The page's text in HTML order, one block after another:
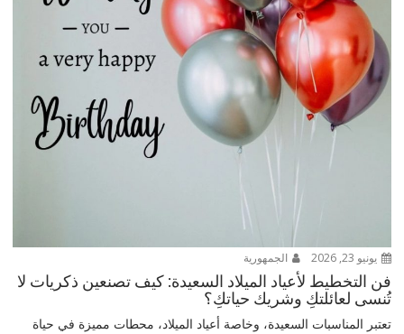
يونيو 23, 2026 الجمهورية
فن التخطيط لأعياد الميلاد السعيدة: كيف تصنعين ذكريات لا
تُنسى لعائلتكِ وشريك حياتكِ؟
تعتبر المناسبات السعيدة، وخاصة أعياد الميلاد، محطات مميزة في حياة